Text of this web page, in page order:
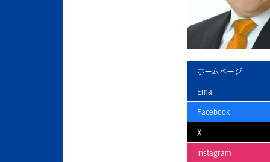
ホームページ
Email
Facebook
X
Instagram